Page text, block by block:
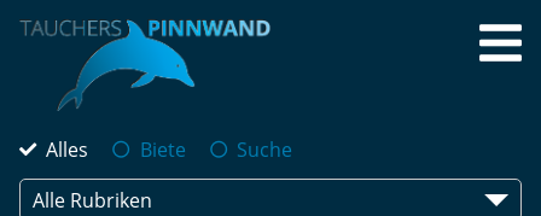
Alles Biete
Suche
Alle Rubriken